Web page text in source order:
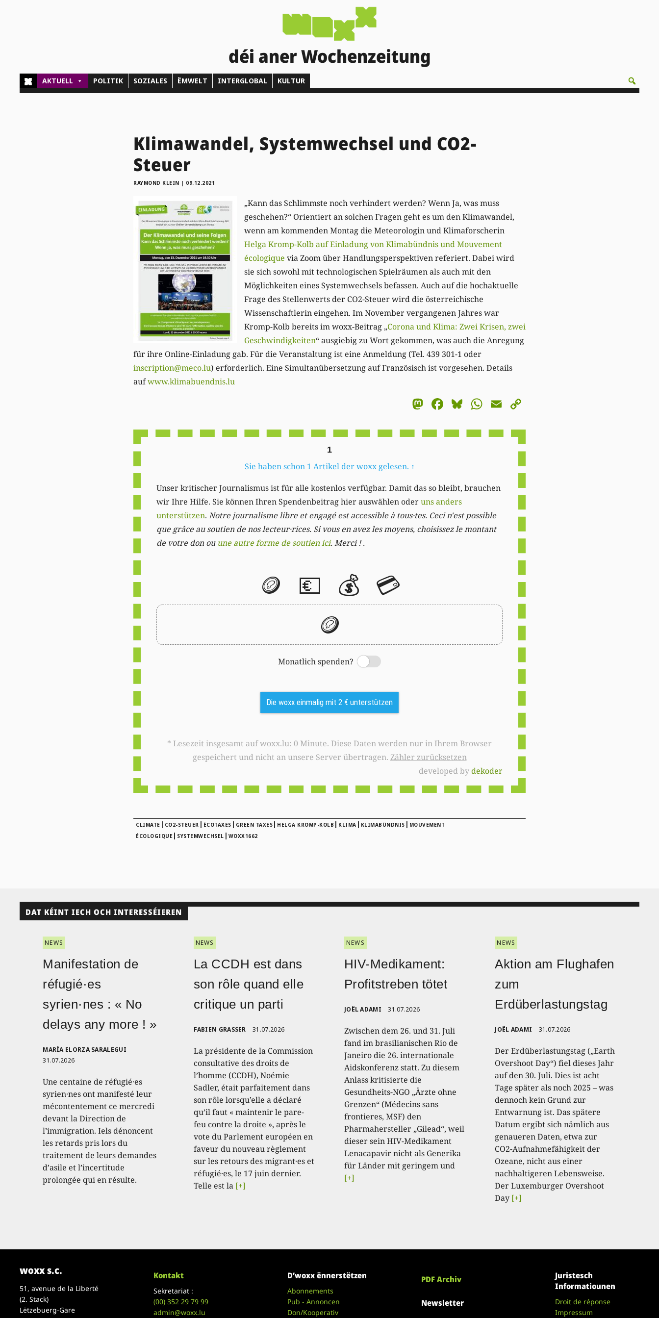
déi aner Wochenzeitung
AKTUELL POLITIK SOZIALES ËMWELT INTERGLOBAL KULTUR
Klimawandel, Systemwechsel und CO2-
Steuer
RAYMOND KLEIN | 09.12.2021
„Kann das Schlimmste noch verhindert werden? Wenn Ja, was muss
geschehen?“ Orientiert an solchen Fragen geht es um den Klimawandel,
wenn am kommenden Montag die Meteorologin und Klimaforscherin
Helga Kromp-Kolb auf Einladung von Klimabündnis und Mouvement
écologique via Zoom über Handlungsperspektiven referiert. Dabei wird
sie sich sowohl mit technologischen Spielräumen als auch mit den
Möglichkeiten eines Systemwechsels befassen. Auch auf die hochaktuelle
Frage des Stellenwerts der CO2-Steuer wird die österreichische
Wissenschaftlerin eingehen. Im November vergangenen Jahres war
Kromp-Kolb bereits im woxx-Beitrag „Corona und Klima: Zwei Krisen, zwei
Geschwindigkeiten“ ausgiebig zu Wort gekommen, was auch die Anregung
für ihre Online-Einladung gab. Für die Veranstaltung ist eine Anmeldung (Tel. 439 301-1 oder
inscription@meco.lu) erforderlich. Eine Simultanübersetzung auf Französisch ist vorgesehen. Details
aufwww.klimabuendnis.lu
Mastodon
Facebook
Bluesky
WhatsApp
Email
1
Sie haben schon 1 Artikel der woxx gelesen. ↑
Unser kritischer Journalismus ist für alle kostenlos verfügbar. Damit das so bleibt, brauchen
wir Ihre Hilfe. Sie können Ihren Spendenbeitrag hier auswählen oderuns anders
unterstützen. Notre journalisme libre et engagé est accessible à tous·tes. Ceci n'est possible
que grâce au soutien de nos lecteur·rices. Si vous en avez les moyens, choisissez le montant
de votre don ou une autre forme de soutien ici. Merci ! .
🪙 💶 💰 💳
🪙
Monatlich spenden?
Switch
Die woxx einmalig mit 2 € unterstützen
* Lesezeit insgesamt auf woxx.lu: 0 Minute. Diese Daten werden nur in Ihrem Browser
gespeichert und nicht an unsere Server übertragen. Zähler zurücksetzen
developed bydekoder
CLIMATE | CO2-STEUER | ÉCOTAXES | GREEN TAXES | HELGA KROMP-KOLB | KLIMA | KLIMABÜNDNIS | MOUVEMENT
ÉCOLOGIQUE | SYSTEMWECHSEL | WOXX1662
DAT KÉINT IECH OCH INTERESSÉIEREN
NEWS
Manifestation de
réfugié·es
syrien·nes : « No
delays any more ! »
MARÍA ELORZA SARALEGUI
31.07.2026
Une centaine de réfugié·es
syrien·nes ont manifesté leur
mécontentement ce mercredi
devant la Direction de
l’immigration. Iels dénoncent
les retards pris lors du
traitement de leurs demandes
d’asile et l’incertitude
prolongée qui en résulte.
NEWS
La CCDH est dans
son rôle quand elle
critique un parti
FABIEN GRASSER 31.07.2026
La présidente de la Commission
consultative des droits de
l’homme (CCDH), Noémie
Sadler, était parfaitement dans
son rôle lorsqu’elle a déclaré
qu’il faut « maintenir le pare-
feu contre la droite », après le
vote du Parlement européen en
faveur du nouveau règlement
sur les retours des migrant·es et
réfugié·es, le 17 juin dernier.
Telle est la [+]
NEWS
HIV-Medikament:
Profitstreben tötet
JOËL ADAMI 31.07.2026
Zwischen dem 26. und 31. Juli
fand im brasilianischen Rio de
Janeiro die 26. internationale
Aidskonferenz statt. Zu diesem
Anlass kritisierte die
Gesundheits-NGO „Ärzte ohne
Grenzen“ (Médecins sans
frontieres, MSF) den
Pharmahersteller „Gilead“, weil
dieser sein HIV-Medikament
Lenacapavir nicht als Generika
für Länder mit geringem und
[+]
NEWS
Aktion am Flughafen
zum
Erdüberlastungstag
JOËL ADAMI 31.07.2026
Der Erdüberlastungstag („Earth
Overshoot Day“) fiel dieses Jahr
auf den 30. Juli. Dies ist acht
Tage später als noch 2025 – was
dennoch kein Grund zur
Entwarnung ist. Das spätere
Datum ergibt sich nämlich aus
genaueren Daten, etwa zur
CO2-Aufnahmefähigkeit der
Ozeane, nicht aus einer
nachhaltigeren Lebensweise.
Der Luxemburger Overshoot
Day [+]
woxx s.c.
51, avenue de la Liberté
(2. Stack)
Lëtzebuerg-Gare
Kontakt
Sekretariat :
(00)352 29 79 99
admin@woxx.lu
D’woxx ënnerstëtzen
Abonnements
Pub - Annoncen
Don/Kooperativ
PDF Archiv
Newsletter
Juristesch
Informatiounen
Droit de réponse
Impressum